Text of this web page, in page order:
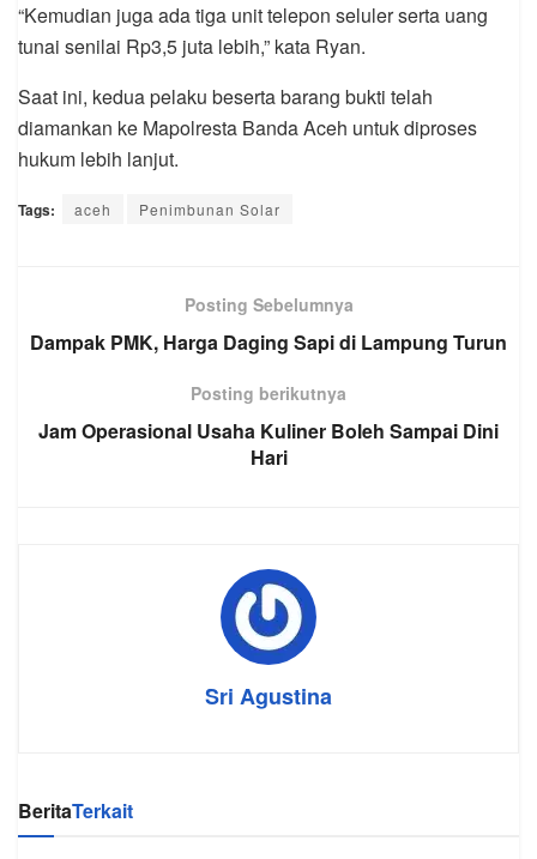
“Kemudian juga ada tiga unit telepon seluler serta uang
tunai senilai Rp3,5 juta lebih,” kata Ryan.
Saat ini, kedua pelaku beserta barang bukti telah
diamankan ke Mapolresta Banda Aceh untuk diproses
hukum lebih lanjut.
Tags: aceh Penimbunan Solar
Posting Sebelumnya
Dampak PMK, Harga Daging Sapi di Lampung Turun
Posting berikutnya
Jam Operasional Usaha Kuliner Boleh Sampai Dini
Hari
Sri Agustina
BeritaTerkait